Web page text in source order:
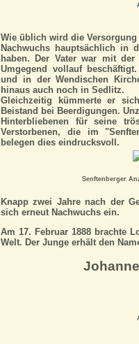
Wie üblich wird die
Nachwuchs hauptsächlich in
haben. Der Vater war mit
Umgegend vollauf
und in der Wendischen
hinaus auch noch in Sedlitz.
Gleichzeitig kümmerte er
Beistand bei Beerdigungen.
Hinterbliebenen für seine
Verstorbenen, die im
belegen dies eindrucksvoll.
Senftenberger
Knapp zwei Jahre nach der
sich erneut Nachwuchs ein.
Am 17. Februar 1888 brachte
Welt. Der Junge erhält den